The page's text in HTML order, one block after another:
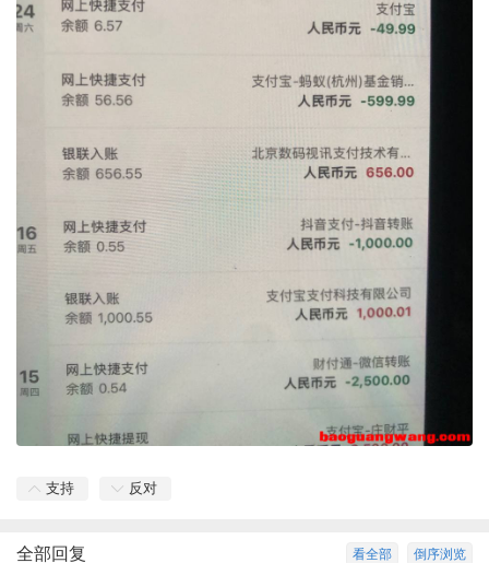
支持 反对
倒序浏览
看全部
全部回复